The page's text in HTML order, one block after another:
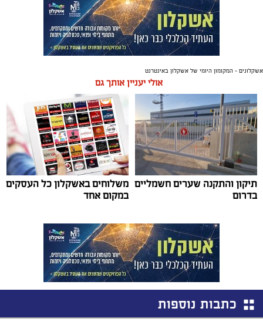
אשקלונים - המקומון היומי של אשקלון באינטרנט
אולי יעניין אותך גם
תיקון והתקנה שערים חשמליים
בדרום
משלוחים באשקלון כל העסקים
במקום אחד
כתבות נוספות